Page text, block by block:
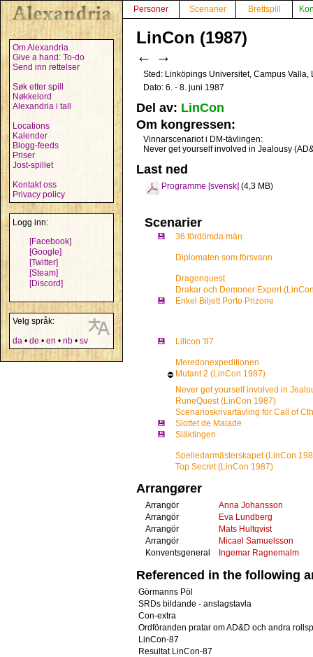
Om Alexandria
Give a hand: To-do
Send inn rettelser
Søk etter spill
Nøkkelord
Alexandria i tall
Locations
Kalender
Blogg-feeds
Priser
Jost-spillet
Kontakt oss
Privacy policy
Logg inn:
[Facebook]
[Google]
[Twitter]
[Steam]
[Discord]
Velg språk:
da • de • en • nb • sv
Personer Scenarier Brettspill
LinCon (1987)
← →
Sted: Linköpings Universitet, Campus
Dato: 6. - 8. juni 1987
Del av: LinCon
Om kongressen:
Vinnarscenariot i DM-tävlingen:
Never get yourself involved in Jealousy
Last ned
Programme [svensk] (4,3 MB)
Scenarier
💾 36 fördömda män
Diplomaten som försvann
Dragonquest
Drakar och Demoner Expert
💾
Enkel Biljett Porto Prizone
💾 Lillcon '87
Meredonexpeditionen
⛔ Mutant 2 (LinCon 1987)
Never get yourself involved in
RuneQuest (LinCon 1987)
Scenarioskrivartävling för Call of
💾
Slottet de Malade
💾
Släktingen
Spelledarmästerskapet (LinCon
Top Secret (LinCon 1987)
Arrangører
Arrangör
Anna Johansson
Arrangör
Eva Lundberg
Arrangör
Mats Hultqvist
Arrangör
Micael Samuelsson
Konventsgeneral
Ingemar Ragnemalm
Referenced in the following
Görmanns Pöl
SRDs bildande - anslagstavla
Con-extra
Ordföranden pratar om AD&D och andra
LinCon-87
Resultat LinCon-87